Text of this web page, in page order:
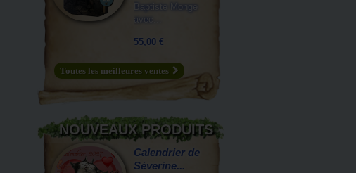
Baptiste Monge
avec...
55,00 €
Toutes les meilleures ventes
NOUVEAUX PRODUITS
Calendrier de
Séverine...